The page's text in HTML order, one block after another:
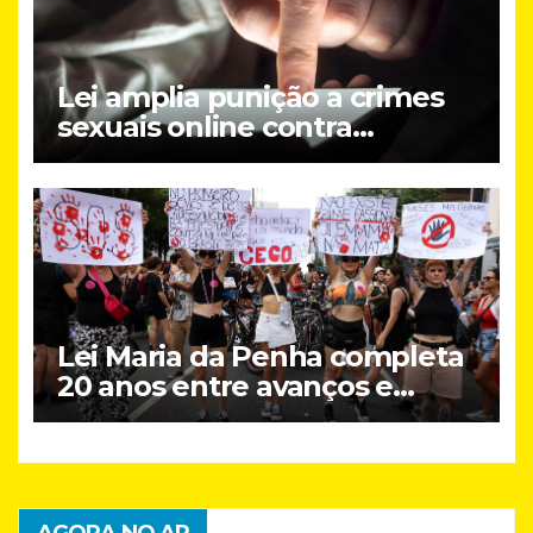
Lei amplia punição a crimes
sexuais online contra
crianças; entenda
Lei Maria da Penha completa
20 anos entre avanços e
desafios